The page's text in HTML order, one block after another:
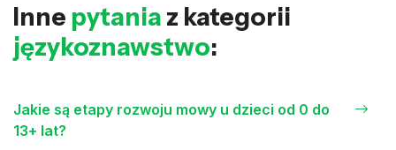
Inne pytania z kategorii
językoznawstwo:
Jakie są etapy rozwoju mowy u dzieci od 0 do
13+ lat?